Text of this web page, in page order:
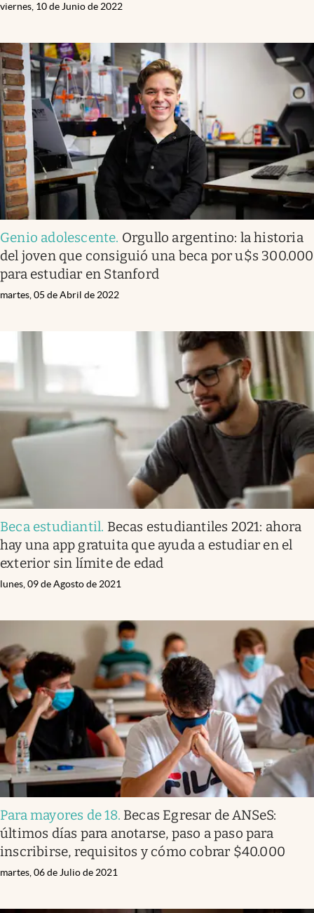
viernes, 10 de Junio de 2022
Genio adolescente. Orgullo argentino: la historia
del joven que consiguió una beca por u$s 300.000
para estudiar en Stanford
martes, 05 de Abril de 2022
Beca estudiantil. Becas estudiantiles 2021: ahora
hay una app gratuita que ayuda a estudiar en el
exterior sin límite de edad
lunes, 09 de Agosto de 2021
Para mayores de 18. Becas Egresar de ANSeS:
últimos días para anotarse, paso a paso para
inscribirse, requisitos y cómo cobrar $40.000
martes, 06 de Julio de 2021